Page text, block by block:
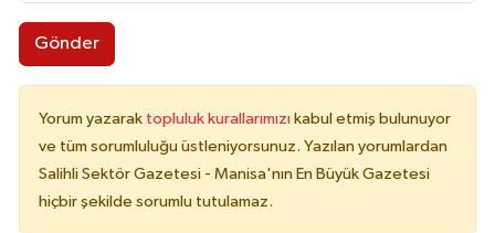
Gönder
Yorum yazarak topluluk kurallarımızı kabul etmiş bulunuyor
ve tüm sorumluluğu üstleniyorsunuz. Yazılan yorumlardan
Salihli Sektör Gazetesi - Manisa'nın En Büyük Gazetesi
hiçbir şekilde sorumlu tutulamaz.